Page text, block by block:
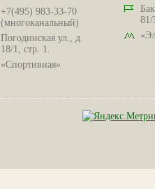
+7(495) 983-33-70
(многоканальный)
Погодинская ул., д.
18/1, стр. 1.
«Спортивная»
81/